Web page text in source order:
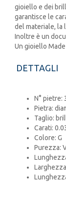
gioiello e dei
garantisce le
del materiale, la
Inoltre è un
Un gioiello
DETTAGLI
N° pietre:
Pietra:
Taglio:
Carati:
Colore: G
Purezza: